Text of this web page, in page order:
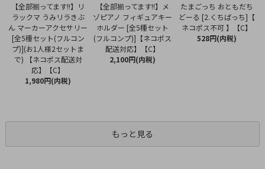
【全部揃ってます!!】リ
ラックマ うみリラきぶ
ん マーカーアクセサリー
[全5種セット(フルコン
プ)](お1人様2セットま
で) 【ネコポス配送対
応】【C】
1,980円(内税)
【全部揃ってます!!】メ
ゾピアノ フィギュアキー
ホルダー [全5種セット
(フルコンプ)]【ネコポス
配送対応】【C】
2,100円(内税)
たまごっち おともだち
どーる [2.くちぱっち]【
ネコポス不可 】【C】
528円(内税)
もっと見る